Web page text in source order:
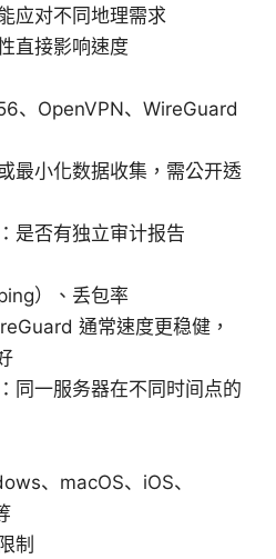
应对不同地理需求
直接影响速度
、OpenVPN、WireGuard
最小化数据收集，需公开透
是否有独立审计报告
）、丢包率
通常速度更稳健，
同一服务器在不同时间点的
、macOS、iOS、
制